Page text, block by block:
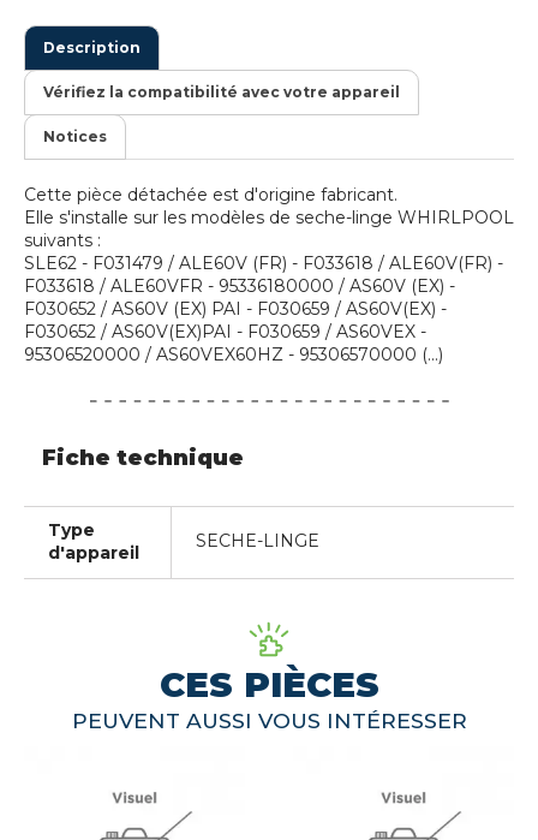
Description
Vérifiez la compatibilité avec votre appareil
Notices
Cette pièce détachée est d'origine fabricant.
Elle s'installe sur les modèles de seche-linge WHIRLPOOL
suivants :
SLE62 - F031479 / ALE60V (FR) - F033618 / ALE60V(FR) -
F033618 / ALE60VFR - 95336180000 / AS60V (EX) -
F030652 / AS60V (EX) PAI - F030659 / AS60V(EX) -
F030652 / AS60V(EX)PAI - F030659 / AS60VEX -
95306520000 / AS60VEX60HZ - 95306570000 (...)
Fiche technique
Type
d'appareil
SECHE-LINGE
CES PIÈCES
PEUVENT AUSSI VOUS INTÉRESSER